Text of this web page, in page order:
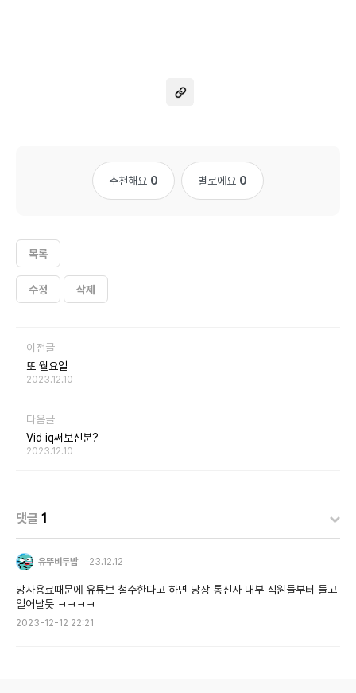
추천해요 0 별로에요 0
목록
수정 삭제
이전글
또 월요일
2023.12.10
다음글
Vid iq써보신분?
2023.12.10
댓글 1
유뚜비두밥 23.12.12
망사용료때문에 유튜브 철수한다고 하면 당장 통신사 내부 직원들부터 들고
일어날듯 ㅋㅋㅋㅋ
2023-12-12 22:21